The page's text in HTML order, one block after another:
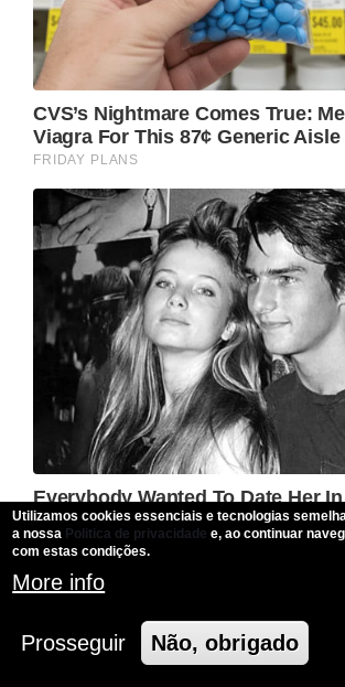
Utilizamos cookies essenciais e tecnologias
a nossa Politica de privacidade e, ao continuar
com estas condições.
More info
Prosseguir Não, obrigado